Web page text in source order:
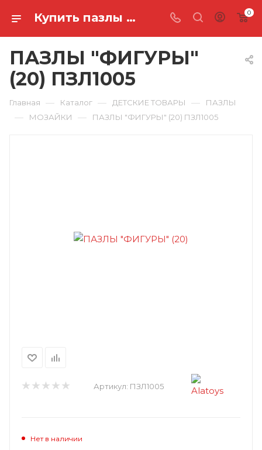
Купить пазлы "фигуры" (20) ПЗЛ1005 в Ростове-на-Дону 0
ПАЗЛЫ "ФИГУРЫ"
(20) ПЗЛ1005
Главная — Каталог — ДЕТСКИЕ ТОВАРЫ — ПАЗЛЫ
— МОЗАЙКИ — ПАЗЛЫ "ФИГУРЫ" (20) ПЗЛ1005
Артикул: ПЗЛ1005
Нет в наличии